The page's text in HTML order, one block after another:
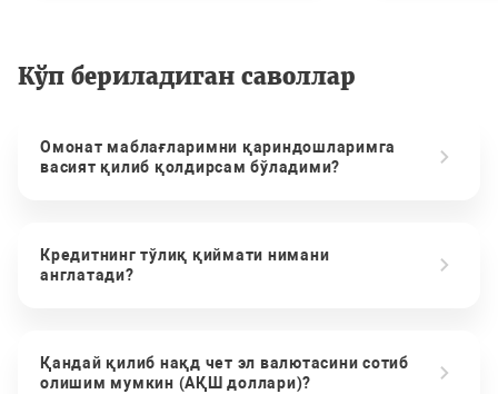
Кўп бериладиган саволлар
Омонат маблағларимни қариндошларимга
васият қилиб қолдирсам бўладими?
Кредитнинг тўлиқ қиймати нимани
англатади?
Қандай қилиб нақд чет эл валютасини сотиб
олишим мумкин (АҚШ доллари)?